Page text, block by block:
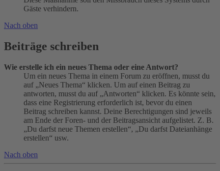
Gäste verhindern.
Nach oben
Beiträge schreiben
Wie erstelle ich ein neues Thema oder eine Antwort?
Um ein neues Thema in einem Forum zu eröffnen, musst du
auf „Neues Thema“ klicken. Um auf einen Beitrag zu
antworten, musst du auf „Antworten“ klicken. Es könnte sein,
dass eine Registrierung erforderlich ist, bevor du einen
Beitrag schreiben kannst. Deine Berechtigungen sind jeweils
am Ende der Foren- und der Beitragsansicht aufgelistet. Z. B.
„Du darfst neue Themen erstellen“, „Du darfst Dateianhänge
erstellen“ usw.
Nach oben